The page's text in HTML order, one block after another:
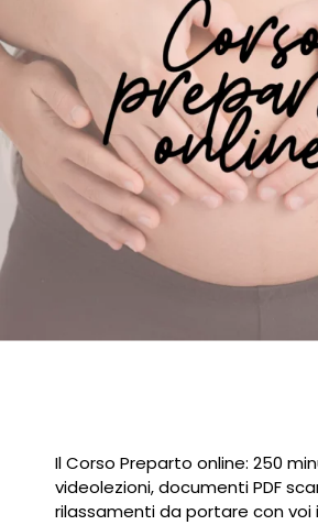
Il Corso Preparto online: 250
videolezioni, documenti PDF
rilassamenti da portare con voi